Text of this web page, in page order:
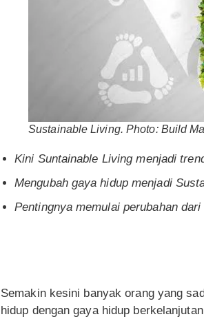
Sustainable Living. Photo: Build
Kini Suntainable Living menjadi
Mengubah gaya hidup menjadi
Pentingnya memulai perubahan
Semakin kesini banyak orang yang
hidup dengan gaya hidup